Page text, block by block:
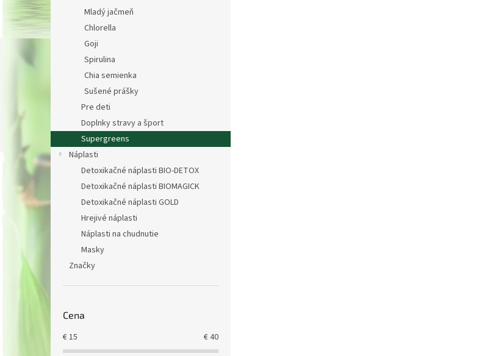
Mladý jačmeň
Chlorella
Goji
Spirulina
Chia semienka
Sušené prášky
Pre deti
Doplnky stravy a šport
Supergreens
Náplasti
Detoxikačné náplasti BIO-DETOX
Detoxikačné náplasti BIOMAGICK
Detoxikačné náplasti GOLD
Hrejivé náplasti
Náplasti na chudnutie
Masky
Značky
Cena
€15 €40